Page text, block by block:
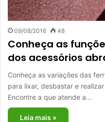
09/08/2016 48
Conheça as
dos acessórios
Conheça as variações das
para lixar, desbastar e
Encontre a que atende a…
Leia mais »